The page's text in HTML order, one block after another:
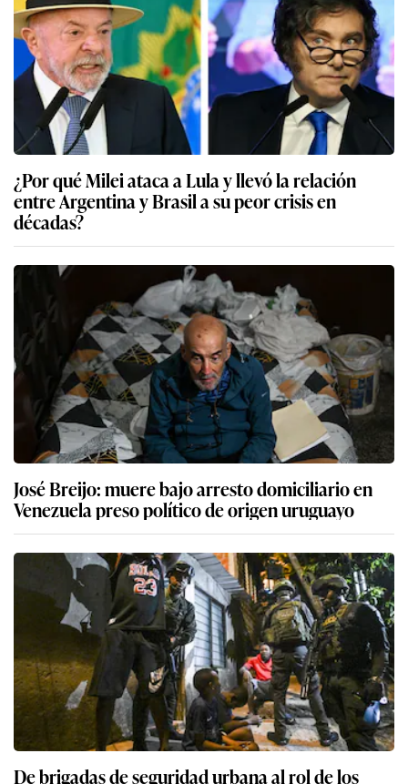
¿Por qué Milei ataca a Lula y llevó la relación
entre Argentina y Brasil a su peor crisis en
décadas?
José Breijo: muere bajo arresto domiciliario en
Venezuela preso político de origen uruguayo
De brigadas de seguridad urbana al rol de los